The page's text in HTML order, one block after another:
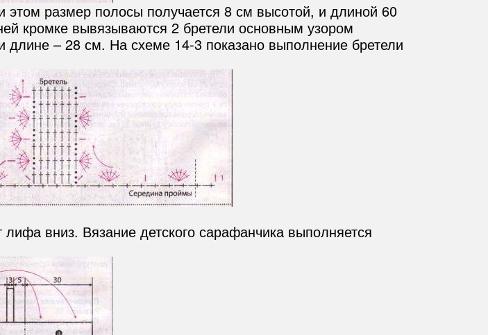
размер полосы получается 8 см высотой, и длиной 60
кромке вывязываются 2 бретели основным узором
– 28 см. На схеме 14-3 показано выполнение бретели
вниз. Вязание детского сарафанчика выполняется